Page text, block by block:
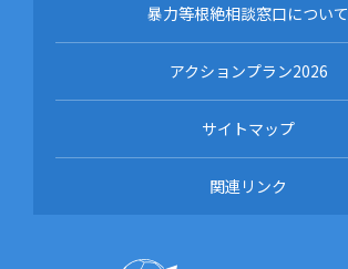
暴力等根絶相談窓口について
アクションプラン2026
サイトマップ
関連リンク